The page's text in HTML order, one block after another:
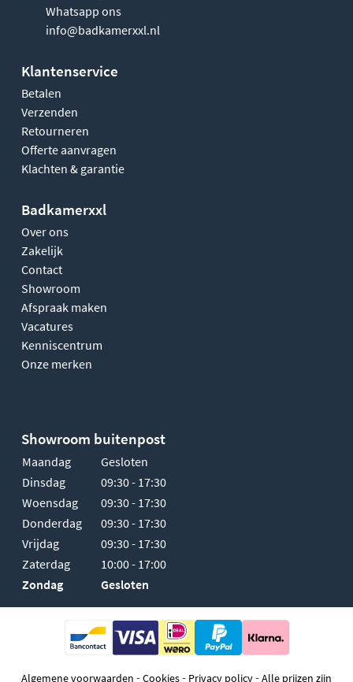
Whatsapp ons
info@badkamerxxl.nl
Klantenservice
Betalen
Verzenden
Retourneren
Offerte aanvragen
Klachten & garantie
Badkamerxxl
Over ons
Zakelijk
Contact
Showroom
Afspraak maken
Vacatures
Kenniscentrum
Onze merken
Showroom buitenpost
Maandag
Gesloten
Dinsdag
09:30 - 17:30
Woensdag
09:30 - 17:30
Donderdag
09:30 - 17:30
Vrijdag
09:30 - 17:30
Zaterdag
10:00 - 17:00
Zondag
Gesloten
Algemene voorwaarden -Cookies- Privacy policy-Alle prijzen zijn